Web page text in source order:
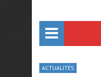
ACTUALITÉS